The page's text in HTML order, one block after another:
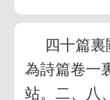
四十篇
為詩篇卷一
站。二、八